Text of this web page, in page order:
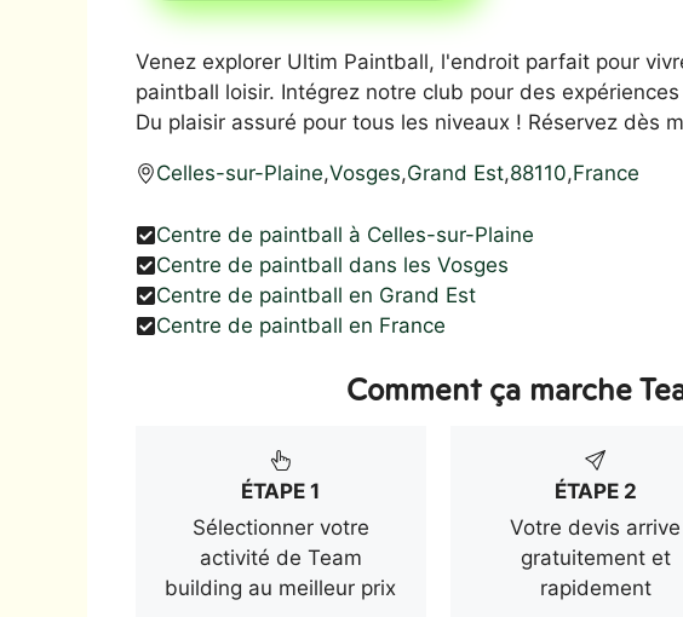
Venez explorer Ultim Paintball, l'endroit parfait pour
paintball loisir. Intégrez notre club pour des
Du plaisir assuré pour tous les niveaux ! Réservez dès
Celles-sur-Plaine,Vosges,Grand Est,88110,France
Centre de paintball à Celles-sur-Plaine
Centre de paintball dans les Vosges
Centre de paintball en Grand Est
Centre de paintball en France
Comment ça marche
ÉTAPE 1
Sélectionner votre
activité de Team
building au meilleur prix
ÉTAPE 2
Votre devis arrive
gratuitement et
rapidement